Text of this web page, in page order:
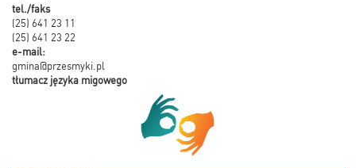
tel./faks
(25) 641 23 11
(25) 641 23 22
e-mail:
gmina@przesmyki.pl
tłumacz języka migowego